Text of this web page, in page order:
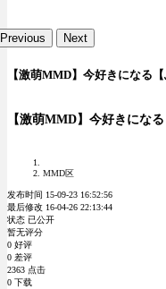
Previous Next
【激萌MMD】今好きになる
【激萌MMD】今好きにな
MMD区
发布时间 15-09-23 16:52:56
最后修改 16-04-26 22:13:44
状态 已公开
暂无评分
0 好评
0 差评
2363 点击
0 下载